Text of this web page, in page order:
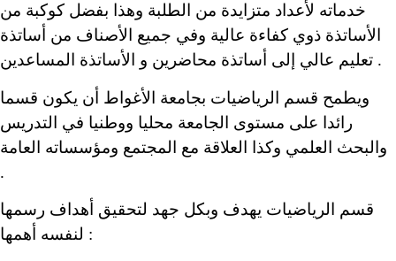
خدماته لأعداد متزايدة من الطلبة وهذا بفضل كوكبة من
الأساتذة ذوي كفاءة عالية وفي جميع الأصناف من أساتذة
تعليم عالي إلى أساتذة محاضرين و الأساتذة المساعدين .
ويطمح قسم الرياضيات بجامعة الأغواط أن يكون قسما
رائدا على مستوى الجامعة محليا ووطنيا في التدريس
والبحث العلمي وكذا العلاقة مع المجتمع ومؤسساته العامة
.
قسم الرياضيات يهدف وبكل جهد لتحقيق أهداف رسمها
لنفسه أهمها :